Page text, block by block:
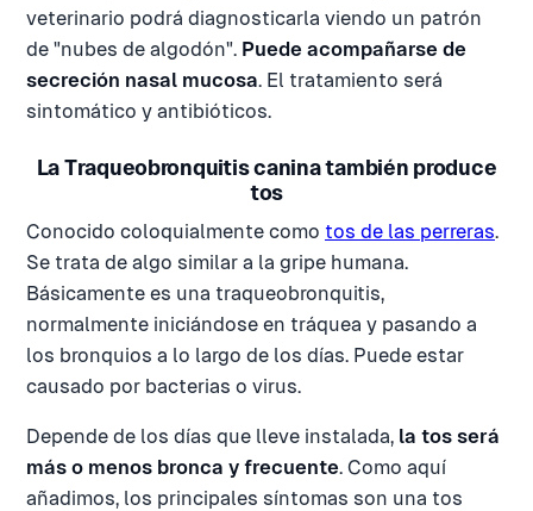
veterinario podrá diagnosticarla viendo un patrón
de "nubes de algodón". Puede acompañarse de
secreción nasal mucosa. El tratamiento será
sintomático y antibióticos.
La Traqueobronquitis canina también produce
tos
Conocido coloquialmente como tos de las perreras.
Se trata de algo similar a la gripe humana.
Básicamente es una traqueobronquitis,
normalmente iniciándose en tráquea y pasando a
los bronquios a lo largo de los días. Puede estar
causado por bacterias o virus.
Depende de los días que lleve instalada, la tos será
más o menos bronca y frecuente. Como aquí
añadimos, los principales síntomas son una tos